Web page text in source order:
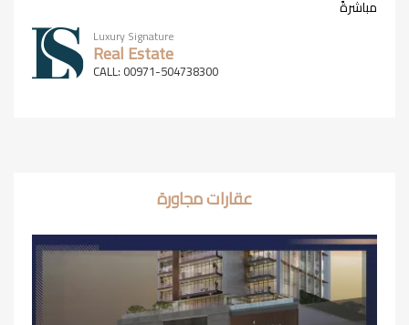
مباشرةً
Luxury Signature
Real Estate
CALL: 00971-504738300
عقارات مجاورة